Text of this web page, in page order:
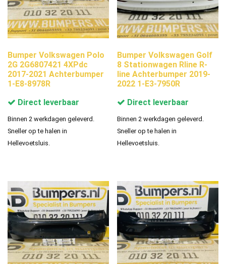
Bumper Volkswagen Polo
2G 2G6807421 4XPdc
2017-2021 Achterbumper
1-E8-8978R
Direct leverbaar
Binnen 2 werkdagen geleverd.
Sneller op te halen in
Hellevoetsluis.
Bumper Volkswagen Golf
8 Stationwagen Rline R-
line Achterbumper 2019-
2022 1-E3-7950R
Direct leverbaar
Binnen 2 werkdagen geleverd.
Sneller op te halen in
Hellevoetsluis.